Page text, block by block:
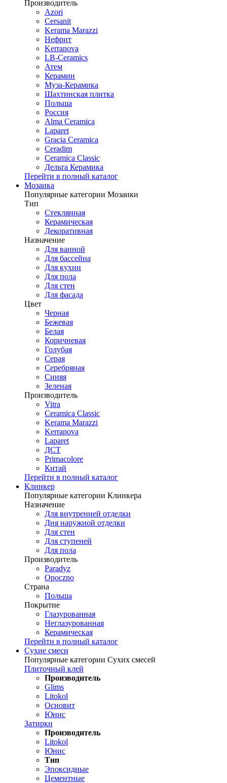
Производитель
Azori
Cersanit
Kerama Marazzi
Нефрит
Kerranova
LB-Ceramics
Атем
Керамин
Муза-Керамика
Шахтинская плитка
Польша
Россия
Alma Ceramica
Laparet
Gracia Ceramica
Ceradim
Ceramica Classic
Дельта Керамика
Перейти в полный каталог
Мозаика
Популярные категории Мозаики
Тип
Стеклянная
Керамическая
Декоративная
Назначение
Для ванной
Для бассейна
Для кухни
Для пола
Для стен
Для фасада
Цвет
Черная
Бежевая
Белая
Коричневая
Голубая
Серая
Серебряная
Синяя
Зеленая
Производитель
Vitra
Ceramica Classic
Kerama Marazzi
Kerranova
Laparet
ДСТ
Primacolore
Китай
Перейти в полный каталог
Клинкер
Популярные категории Клинкера
Назначение
Для внутренней отделки
Дня наружной отделки
Для стен
Для ступеней
Для пола
Производитель
Paradyz
Opoczno
Страна
Польша
Покрытие
Глазурованная
Неглазурованная
Керамическая
Перейти в полный каталог
Сухие смеси
Популярные категории Сухих смесей
Плиточный клей
Производитель
Glims
Litokol
Основит
Юнис
Затирки
Производитель
Litokol
Юнис
Тип
Эпоксидные
Цементные